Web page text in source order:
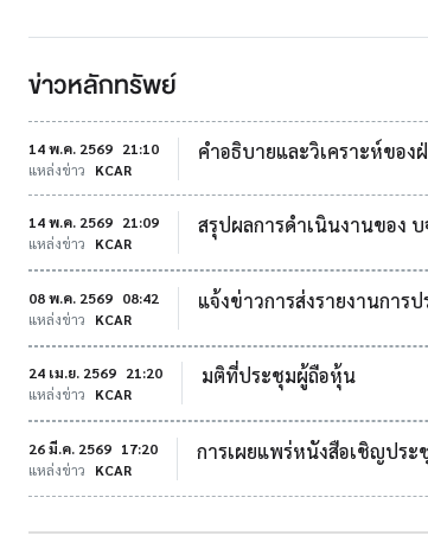
ข่าวหลักทรัพย์
14 พ.ค. 2569 21:10
แหล่งข่าว
KCAR
คำอธิบายและวิเคราะห์ของ
14 พ.ค. 2569 21:09
แหล่งข่าว
KCAR
สรุปผลการดำเนินงานของ
08 พ.ค. 2569 08:42
แหล่งข่าว
KCAR
แจ้งข่าวการส่งรายงานกา
24 เม.ย. 2569 21:20
แหล่งข่าว
KCAR
มติที่ประชุมผู้ถือหุ้น
26 มี.ค. 2569 17:20
แหล่งข่าว
KCAR
การเผยแพร่หนังสือเชิญประ